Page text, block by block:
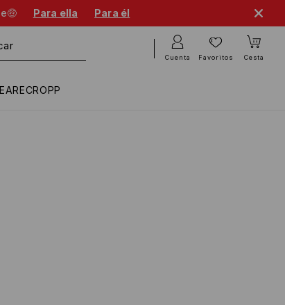
Para ella Para él
Cuenta Favoritos Cesta